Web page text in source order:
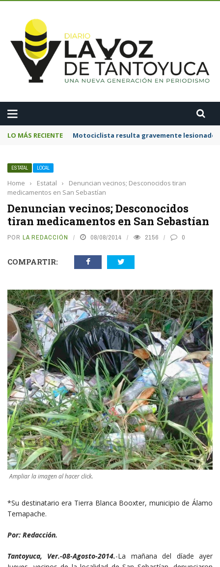
LO MÁS RECIENTE Motociclista resulta gravemente
ESTATAL LOCAL
Home › Estatal ›
Denuncian vecinos; Desconocidos tiran
medicamentos en San Sebastían
Denuncian vecinos; Desconocidos
tiran medicamentos en San Sebastían
POR LA REDACCIÓN 08/08/2014 2156 0
COMPARTIR:
Ampliar la imagen al hacer click.
*Su destinatario era Tierra Blanca Booxter, municipio de Álamo
Temapache.
Por: Redacción.
Tantoyuca, Ver.-08-Agosto-2014.-La mañana del díade ayer